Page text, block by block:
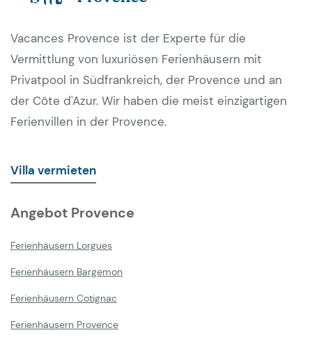
Vacances Provence ist der Experte für die
Vermittlung von luxuriösen Ferienhäusern mit
Privatpool in Südfrankreich, der Provence und an
der Côte d'Azur. Wir haben die meist einzigartigen
Ferienvillen in der Provence.
Villa vermieten
Angebot Provence
Ferienhäusern Lorgues
Ferienhäusern Bargemon
Ferienhäusern Cotignac
Ferienhäusern Provence